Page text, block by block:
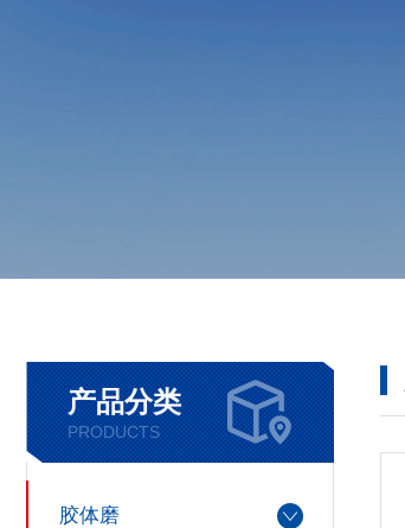
产品分类
PRODUCTS
胶体磨